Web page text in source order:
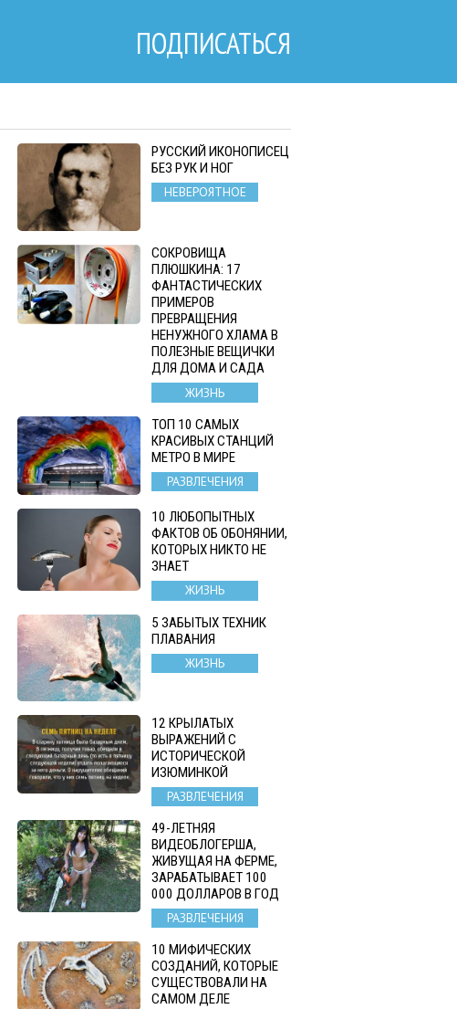
ПОДПИСАТЬСЯ
РУССКИЙ ИКОНОПИСЕЦ
БЕЗ РУК И НОГ
НЕВЕРОЯТНОЕ
СОКРОВИЩА
ПЛЮШКИНА: 17
ФАНТАСТИЧЕСКИХ
ПРИМЕРОВ
ПРЕВРАЩЕНИЯ
НЕНУЖНОГО ХЛАМА В
ПОЛЕЗНЫЕ ВЕЩИЧКИ
ДЛЯ ДОМА И САДА
ЖИЗНЬ
ТОП 10 САМЫХ
КРАСИВЫХ СТАНЦИЙ
МЕТРО В МИРЕ
РАЗВЛЕЧЕНИЯ
10 ЛЮБОПЫТНЫХ
ФАКТОВ ОБ ОБОНЯНИИ,
КОТОРЫХ НИКТО НЕ
ЗНАЕТ
ЖИЗНЬ
5 ЗАБЫТЫХ ТЕХНИК
ПЛАВАНИЯ
ЖИЗНЬ
12 КРЫЛАТЫХ
ВЫРАЖЕНИЙ С
ИСТОРИЧЕСКОЙ
ИЗЮМИНКОЙ
РАЗВЛЕЧЕНИЯ
49-ЛЕТНЯЯ
ВИДЕОБЛОГЕРША,
ЖИВУЩАЯ НА ФЕРМЕ,
ЗАРАБАТЫВАЕТ 100
000 ДОЛЛАРОВ В ГОД
РАЗВЛЕЧЕНИЯ
10 МИФИЧЕСКИХ
СОЗДАНИЙ, КОТОРЫЕ
СУЩЕСТВОВАЛИ НА
САМОМ ДЕЛЕ